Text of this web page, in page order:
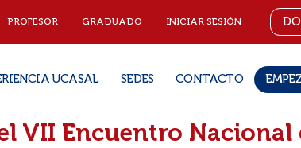
PROFESOR GRADUADO INICIAR SESIÓN
UCASAL SEDES CONTACTO
VII Encuentro Nacional